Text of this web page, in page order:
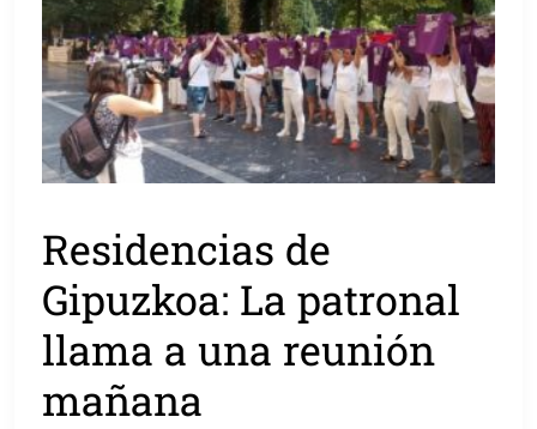
Residencias de
Gipuzkoa: La patronal
llama a una reunión
mañana